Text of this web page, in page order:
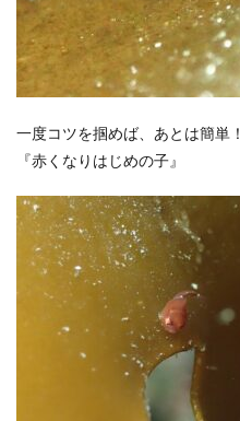
一度コツを掴めば、あとは簡単！
『赤くなりはじめの子』